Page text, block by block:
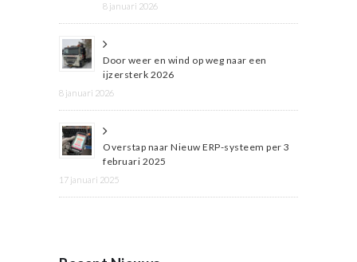
8 januari 2026
Door weer en wind op weg naar een
ijzersterk 2026
8 januari 2026
Overstap naar Nieuw ERP-systeem per 3
februari 2025
17 januari 2025